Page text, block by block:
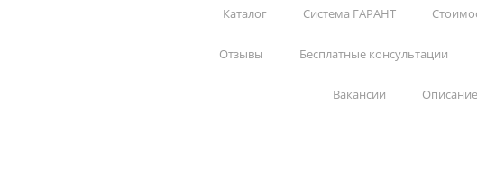
Каталог Система ГАРАНТ
Отзывы Бесплатные консультации
Вакансии